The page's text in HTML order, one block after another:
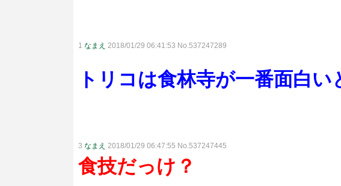
1 なまえ 2018/01/29 06:41:53 No.537247289
トリコは食林寺が一番面白い
3 なまえ 2018/01/29 06:47:55 No.537247445
食技だっけ？